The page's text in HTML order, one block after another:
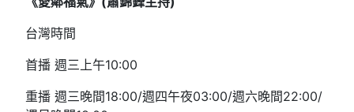
台灣時間
首播 週三上午10:00
重播 週三晚間18:00/週四午夜03:00/週六晚間22:00/